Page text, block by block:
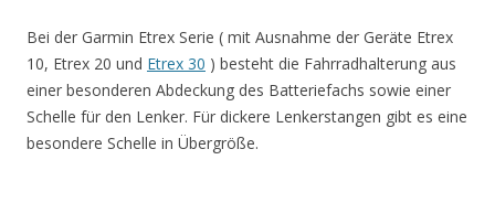
Bei der Garmin Etrex Serie ( mit Ausnahme der Geräte Etrex
10, Etrex 20 und Etrex 30 ) besteht die Fahrradhalterung aus
einer besonderen Abdeckung des Batteriefachs sowie einer
Schelle für den Lenker. Für dickere Lenkerstangen gibt es eine
besondere Schelle in Übergröße.